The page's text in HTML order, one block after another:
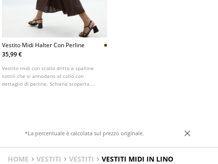
Vestito Midi Halter Con Perline
35,99 €
Vestito midi con scollo dritto e spalline
sottili che si annodano al collo con
dettaglio di perline. Schiena scoperta.
*La percentuale è calcolata sul prezzo originale.
HOME VESTITI VESTITI VESTITI MIDI IN LINO